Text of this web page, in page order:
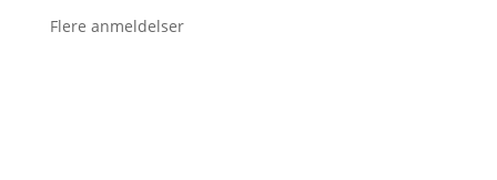
Flere anmeldelser